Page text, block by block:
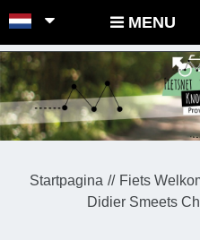
POINTS-NOEUDS MENU
Startpagina Fiets
Didier Smeets